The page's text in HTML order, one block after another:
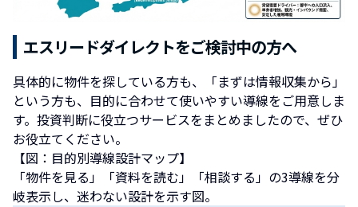
エスリードダイレクトをご検討中の方へ
具体的に物件を探している方も、「まずは情報収集から」
という方も、目的に合わせて使いやすい導線をご用意しま
す。投資判断に役立つサービスをまとめましたので、ぜひ
お役立てください。
【図：目的別導線設計マップ】
「物件を見る」「資料を読む」「相談する」の3導線を分
岐表示し、迷わない設計を示す図。